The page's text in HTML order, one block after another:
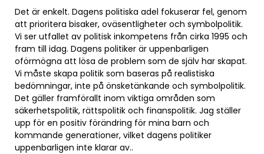
Det är enkelt. Dagens politiska adel fokuserar fel, genom
att prioritera bisaker, oväsentligheter och symbolpolitik.
Vi ser utfallet av politisk inkompetens från cirka 1995 och
fram till idag. Dagens politiker är uppenbarligen
oförmögna att lösa de problem som de själv har skapat.
Vi måste skapa politik som baseras på realistiska
bedömningar, inte på önsketänkande och symbolpolitik.
Det gäller framförallt inom viktiga områden som
säkerhetspolitik, rättspolitik och finanspolitik. Jag ställer
upp för en positiv förändring för mina barn och
kommande generationer, vilket dagens politiker
uppenbarligen inte klarar av..